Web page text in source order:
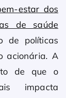
estar dos
de saúde
de políticas
acionária. A
de que o
impacta